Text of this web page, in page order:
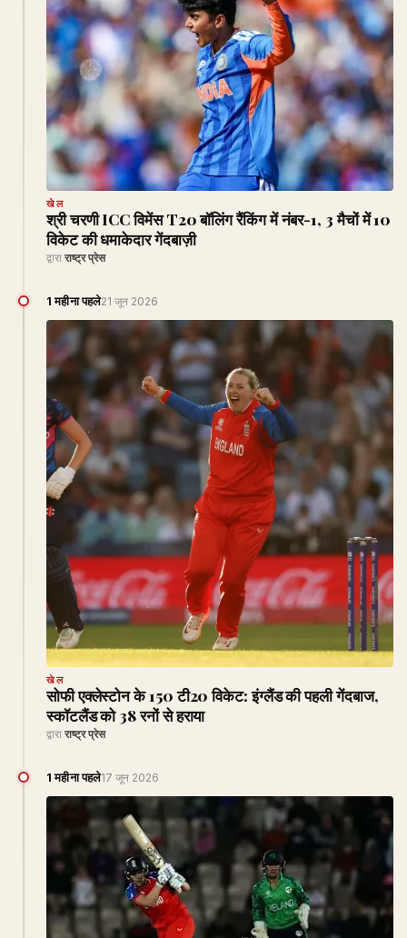
खेल
श्री चरणी ICC विमेंस T20 बॉलिंग रैंकिंग में नंबर-1, 3 मैचों में 10
विकेट की धमाकेदार गेंदबाज़ी
द्वारा राष्ट्र प्रेस
1 महीना पहले21 जून 2026
खेल
सोफी एक्लेस्टोन के 150 टी20 विकेट: इंग्लैंड की पहली गेंदबाज,
स्कॉटलैंड को 38 रनों से हराया
द्वारा राष्ट्र प्रेस
1 महीना पहले17 जून 2026